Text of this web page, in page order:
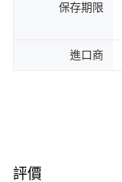
保存期限
進口商
評價